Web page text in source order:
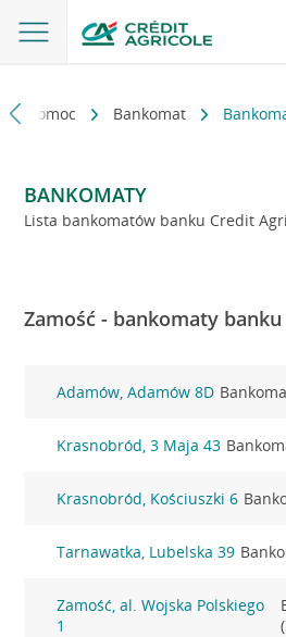
i pomoc Bankomat
BANKOMATY
Lista bankomatów banku Credit
Zamość - bankomaty
Adamów, Adamów 8D
Krasnobród, 3 Maja 43
Krasnobród, Kościuszki 6
Tarnawatka, Lubelska 39
Zamość, al. Wojska Polskiego
1